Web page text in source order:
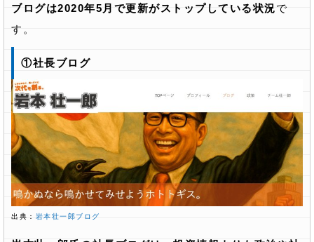
ブログは2020年5月で更新がストップしている状況で
す。
①社長ブログ
出典： 岩本壮一郎ブログ